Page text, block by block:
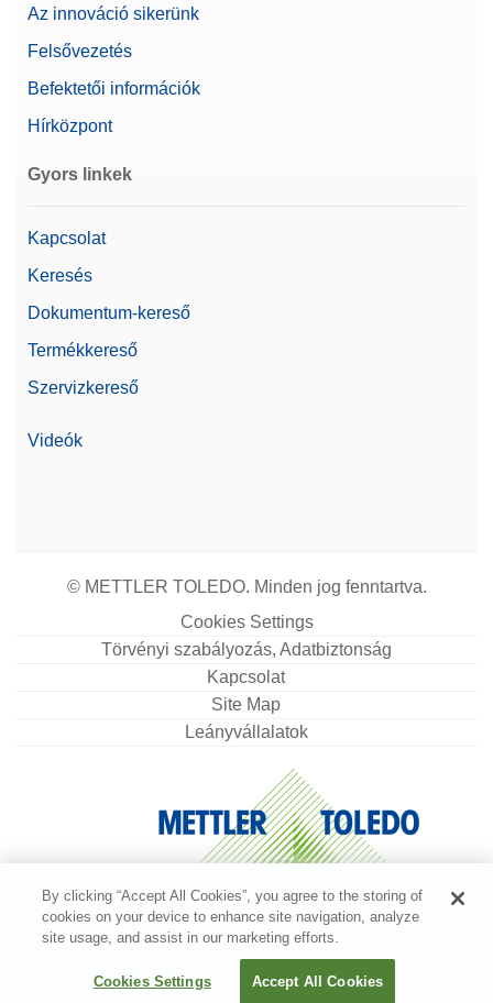
Az innováció sikerünk
Felsővezetés
Befektetői információk
Hírközpont
Gyors linkek
Kapcsolat
Keresés
Dokumentum-kereső
Termékkereső
Szervizkereső
Videók
© METTLER TOLEDO. Minden jog fenntartva.
Cookies Settings
Törvényi szabályozás, Adatbiztonság
Kapcsolat
Site Map
Leányvállalatok
By clicking “Accept All Cookies”, you agree to the storing of
cookies on your device to enhance site navigation, analyze
site usage, and assist in our marketing efforts.
Cookies Settings Accept All Cookies